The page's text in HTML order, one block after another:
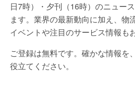
日7時）・夕刊（16時）のニュー
ます。業界の最新動向に加え、物
イベントや注目のサービス情報も
ご登録は無料です。確かな情報を
役立てください。